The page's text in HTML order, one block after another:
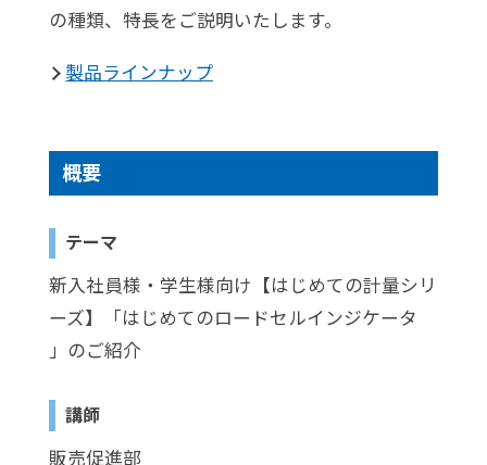
の種類、特長をご説明いたします。
製品ラインナップ
概要
テーマ
新入社員様・学生様向け【はじめての計量シリ
ーズ】「はじめてのロードセルインジケータ
」のご紹介
講師
販売促進部